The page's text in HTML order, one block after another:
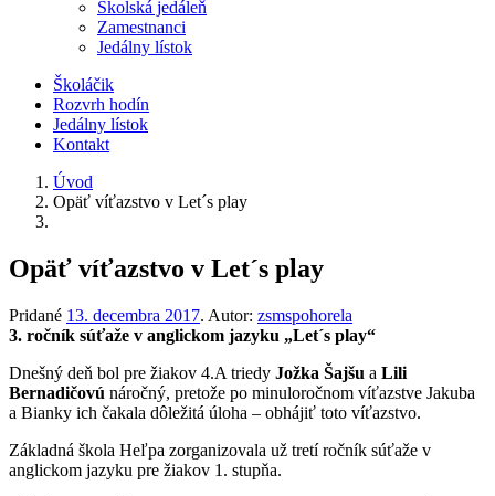
Školská jedáleň
Zamestnanci
Jedálny lístok
Školáčik
Rozvrh hodín
Jedálny lístok
Kontakt
Úvod
Opäť víťazstvo v Let´s play
Opäť víťazstvo v Let´s play
Pridané 13. decembra 2017. Autor: zsmspohorela
3. ročník súťaže v anglickom jazyku „Let´s play“
Dnešný deň bol pre žiakov 4.A triedy Jožka Šajšu a Lili
Bernadičovú náročný, pretože po minuloročnom víťazstve Jakuba
a Bianky ich čakala dôležitá úloha – obhájiť toto víťazstvo.
Základná škola Heľpa zorganizovala už tretí ročník súťaže v
anglickom jazyku pre žiakov 1. stupňa.